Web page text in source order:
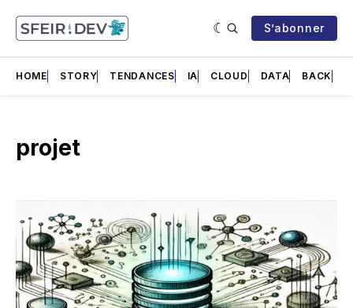
S’abonner
HOME STORY TENDANCES IA CLOUD DATA BACK
projet